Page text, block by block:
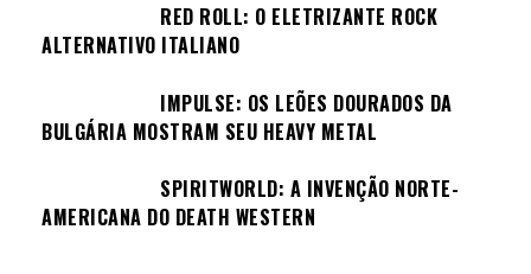
RED ROLL: O ELETRIZANTE ROCK
ALTERNATIVO ITALIANO
IMPULSE: OS LEÕES DOURADOS DA
BULGÁRIA MOSTRAM SEU HEAVY METAL
SPIRITWORLD: A INVENÇÃO NORTE-
AMERICANA DO DEATH WESTERN